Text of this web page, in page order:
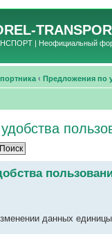
| Неофициальный
‹ Предложения по
данных